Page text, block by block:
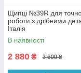
Щипці №39R для
роботи з дрібними
Італія
В наявності
2 880 ₴ 3 600 ₴